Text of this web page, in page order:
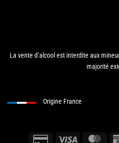
La vente d’alcool est interdite aux
majorité
Origine France